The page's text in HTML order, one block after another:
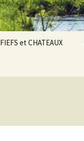
FIEFS et CHATEAUX